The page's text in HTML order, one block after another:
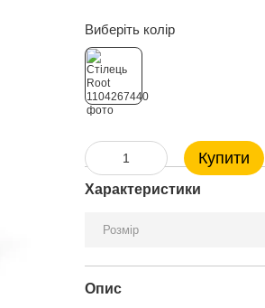
Виберіть колір
Купити
Характеристики
Розмір
Опис